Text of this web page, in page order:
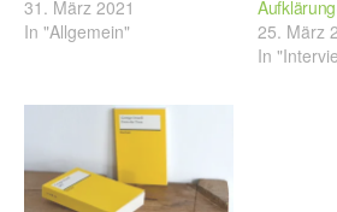
31. März 2021
In "Allgemein"
25. März
In